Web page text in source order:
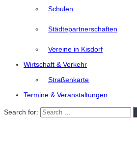
Schulen
Städtepartnerschaften
Vereine in Kisdorf
Wirtschaft & Verkehr
Straßenkarte
Termine & Veranstaltungen
Search for: